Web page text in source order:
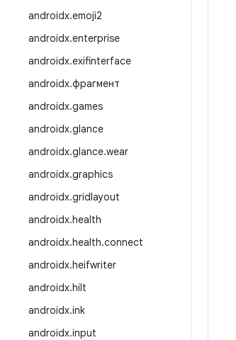
androidx.emoji2
androidx.enterprise
androidx.exifinterface
androidx.фрагмент
androidx.games
androidx.glance
androidx.glance.wear
androidx.graphics
androidx.gridlayout
androidx.health
androidx.health.connect
androidx.heifwriter
androidx.hilt
androidx.ink
androidx.input